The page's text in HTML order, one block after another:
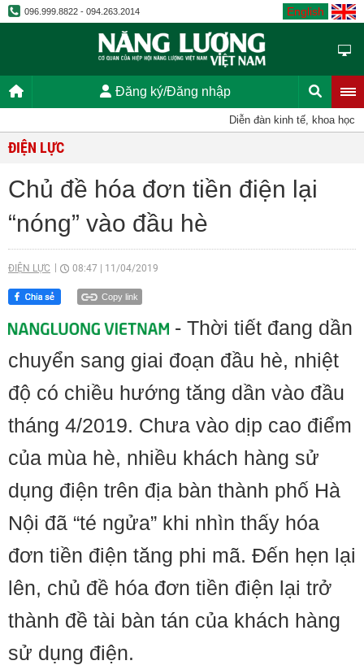
096.999.8822 - 094.263.2014 English
Đăng ký/Đăng nhập
Diễn đàn kinh tế, khoa học,
ĐIỆN LỰC
Chủ đề hóa đơn tiền điện lại
“nóng” vào đầu hè
ĐIỆN LỰC 08:47 11/04/2019
Copy link
- Thời tiết đang dần
chuyển sang giai đoạn đầu hè, nhiệt
độ có chiều hướng tăng dần vào đầu
tháng 4/2019. Chưa vào dịp cao điểm
của mùa hè, nhiều khách hàng sử
dụng điện trên địa bàn thành phố Hà
Nội đã “té ngửa” khi nhìn thấy hóa
đơn tiền điện tăng phi mã. Đến hẹn lại
lên, chủ đề hóa đơn tiền điện lại trở
thành đề tài bàn tán của khách hàng
sử dụng điện.